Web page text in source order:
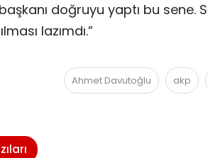
doğruyu yaptı bu sene.
lazımdı.”
Ahmet Davutoğlu akp